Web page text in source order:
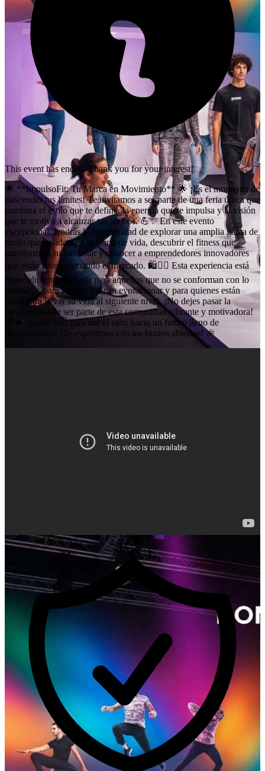
This event has ended. Thank you for your interest!
🌟 **ImpulsoFit: Tu Marca en Movimiento** 🌟 ¡Es el momento de
trascender tus límites! Te invitamos a ser parte de una feria única que
combina el estilo que te define, la energía que te impulsa y la visión
que te motiva a alcanzar tus sueños. 💪✨ En este evento
excepcional, tendrás la oportunidad de explorar una amplia gama de
moda que se adapta a tu ritmo de vida, descubrir el fitness que
transformará tu bienestar y conocer a emprendedores innovadores
que están revolucionando el mercado. 🛍️🏋️‍♂️ Esta experiencia está
especialmente diseñada para aquellos que no se conforman con lo
ordinario, para los que buscan evolucionar y para quienes están
listos para llevar su vida al siguiente nivel. ¡No dejes pasar la
oportunidad de ser parte de esta comunidad vibrante y motivadora!
🌈🔥 ¿Estás listo para dar el salto hacia un futuro lleno de
posibilidades? ¡Te esperamos con los brazos abiertos! 🎉